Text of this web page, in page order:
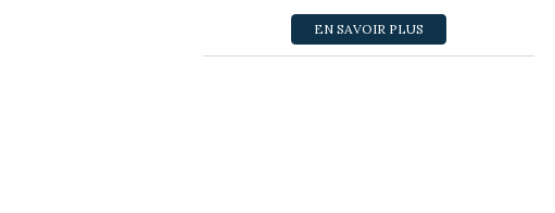
EN SAVOIR PLUS